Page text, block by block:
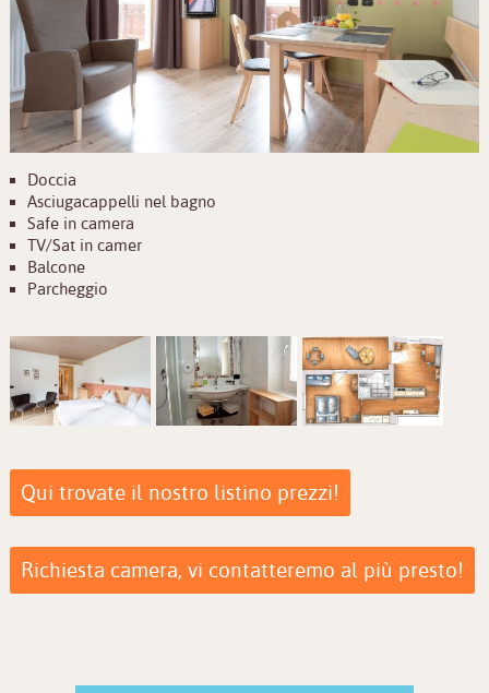
Doccia
Asciugacappelli nel bagno
Safe in camera
TV/Sat in camer
Balcone
Parcheggio
Qui trovate il nostro listino prezzi!
Richiesta camera, vi contatteremo al più presto!